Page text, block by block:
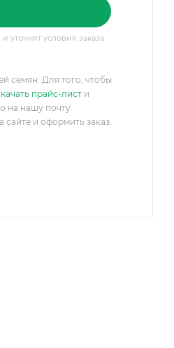
уточнят условия заказа
семян. Для того, чтобы
прайс-лист и
на нашу почту
сайте и оформить заказ.